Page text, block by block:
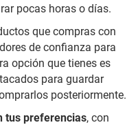
pocas horas o días.
que compras con
de confianza para
opción que tienes es
para guardar
posteriormente.
tus preferencias, con